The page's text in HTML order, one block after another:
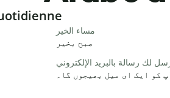
مساء الخير
صبح بخیر
کو ایک ای میل بھیجوں گا۔